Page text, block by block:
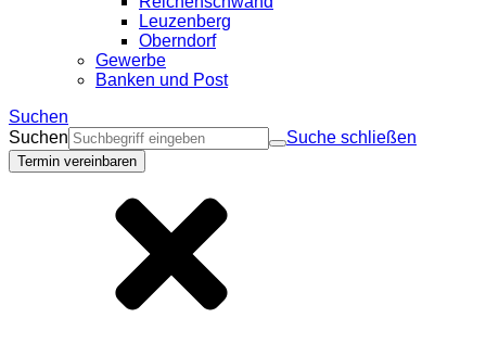
Leuzenberg
Oberndorf
Gewerbe
Banken und Post
Suchen
Suchen
Suche schließen
Termin vereinbaren